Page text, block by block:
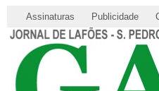
Assinaturas Publicidade